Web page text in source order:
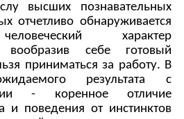
высших познавательных
отчетливо обнаруживается
характер
вообразив себе готовый
приниматься за работу. В
результата с
- коренное отличие
и поведения от инстинктов